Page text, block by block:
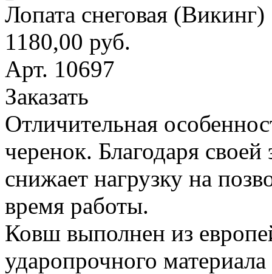
Лопата снеговая
1180,00 руб.
Арт. 10697
Заказать
Отличительная
черенок. Благодаря
снижает нагрузку на
время работы.
Ковш выполнен из
ударопрочного